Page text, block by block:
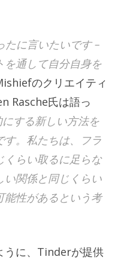
たに言いたいです –
を通して自分自身を
のクリエイティ
Rasche氏は語っ
する新しい方法を
す。私たちは、フラ
くらい取るに足らな
い関係と同じくらい
能性があるという考
うに、Tinderが提供